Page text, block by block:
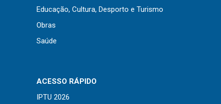
Transparência
Radar da Transparência
Cespro
Educação, Cultura, Desporto e Turismo
Obras
Saúde
ACESSO RÁPIDO
IPTU 2026